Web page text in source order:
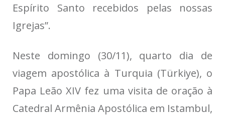
Espírito Santo recebidos pelas nossas
Igrejas”.
Neste domingo (30/11), quarto dia de
viagem apostólica à Turquia (Türkiye), o
Papa Leão XIV fez uma visita de oração à
Catedral Armênia Apostólica em Istambul,